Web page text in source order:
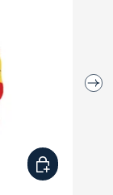
Optionen